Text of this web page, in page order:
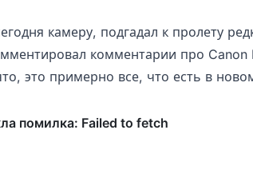
камеру, подгадал к пролету
комментарии про
это примерно все, что есть в